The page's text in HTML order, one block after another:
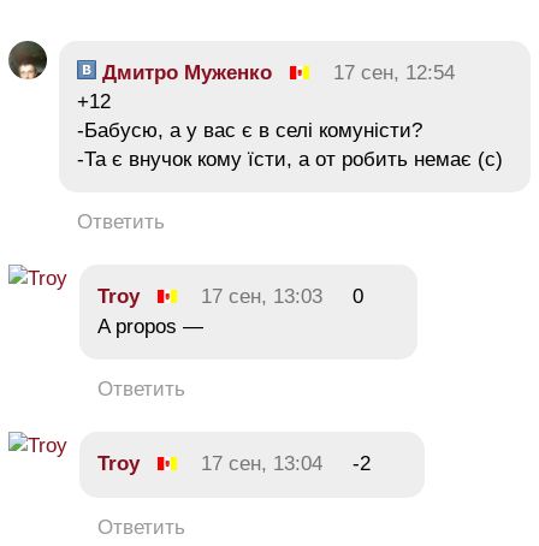
Дмитро Муженко
17 сен, 12:54
+12
-Бабусю, а у вас є в селі комуністи?
-Та є внучок кому їсти, а от робить немає (с)
Ответить
Troy 17 сен, 13:03
0
A propos —
Ответить
Troy 17 сен, 13:04 -2
Ответить